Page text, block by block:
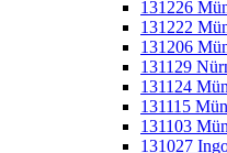
131226
131222
131206
131129
131124
131115
131103
131027